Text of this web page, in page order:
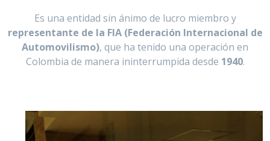
Es una entidad sin ánimo de lucro miembro y
representante de la FIA (Federación Internacional de
Automovilismo), que ha tenido una operación en
Colombia de manera ininterrumpida desde 1940.